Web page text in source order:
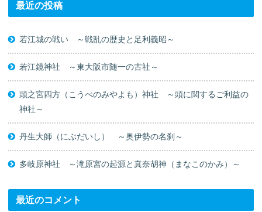
最近の投稿
若江城の戦い ～戦乱の歴史と足利義昭～
若江鏡神社 ～東大阪市随一の古社～
頭之宮四方（こうべのみやよも）神社 ～頭に関するご利益の
神社～
丹生大師（にぶだいし） ～奥伊勢の名刹～
多岐原神社 ～滝原宮の起源と真奈胡神（まなこのかみ）～
最近のコメント